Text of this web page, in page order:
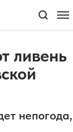
ливень
непогода,